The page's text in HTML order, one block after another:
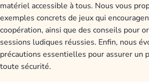
matériel accessible à tous. Nous vous
exemples concrets de jeux qui
coopération, ainsi que des conseils pour
sessions ludiques réussies. Enfin, nous
précautions essentielles pour assurer un
toute sécurité.